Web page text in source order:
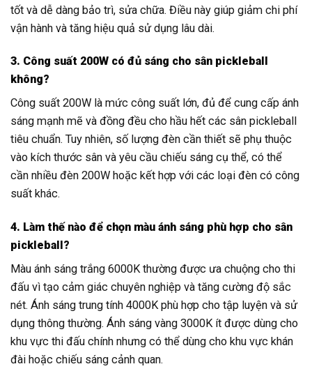
tốt và dễ dàng bảo trì, sửa chữa. Điều này giúp giảm chi phí
vận hành và tăng hiệu quả sử dụng lâu dài.
3. Công suất 200W có đủ sáng cho sân pickleball
không?
Công suất 200W là mức công suất lớn, đủ để cung cấp ánh
sáng mạnh mẽ và đồng đều cho hầu hết các sân pickleball
tiêu chuẩn. Tuy nhiên, số lượng đèn cần thiết sẽ phụ thuộc
vào kích thước sân và yêu cầu chiếu sáng cụ thể, có thể
cần nhiều đèn 200W hoặc kết hợp với các loại đèn có công
suất khác.
4. Làm thế nào để chọn màu ánh sáng phù hợp cho sân
pickleball?
Màu ánh sáng trắng 6000K thường được ưa chuộng cho thi
đấu vì tạo cảm giác chuyên nghiệp và tăng cường độ sắc
nét. Ánh sáng trung tính 4000K phù hợp cho tập luyện và sử
dụng thông thường. Ánh sáng vàng 3000K ít được dùng cho
khu vực thi đấu chính nhưng có thể dùng cho khu vực khán
đài hoặc chiếu sáng cảnh quan.